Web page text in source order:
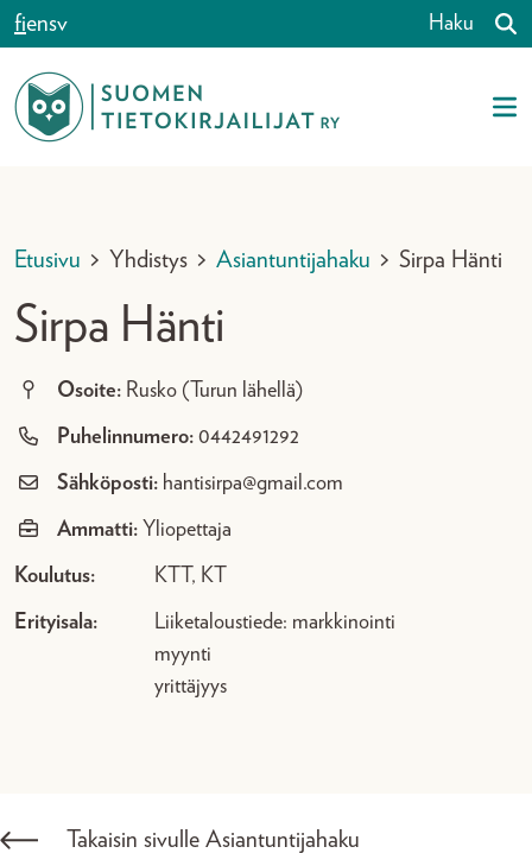
Siirry sisältöön
fiensv Haku
Etusivu > Yhdistys > Asiantuntijahaku > Sirpa Hänti
Sirpa Hänti
Osoite: Rusko (Turun lähellä)
Puhelinnumero: 0442491292
Sähköposti: hantisirpa@gmail.com
Ammatti: Yliopettaja
Koulutus: KTT, KT
Erityisala:
Liiketaloustiede: markkinointi
myynti
yrittäjyys
Takaisin sivulle Asiantuntijahaku